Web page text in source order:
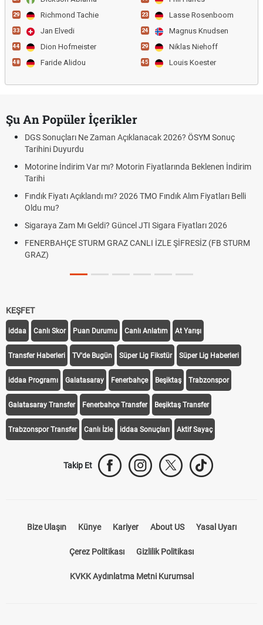
29 Richmond Tachie
33 Jan Elvedi
44 Dion Hofmeister
48 Faride Alidou
23 Lasse Rosenboom
24 Magnus Knudsen
29 Niklas Niehoff
45 Louis Koester
Şu An Popüler İçerikler
DGS Sonuçları Ne Zaman Açıklanacak 2026? ÖSYM Sonuç
Tarihini Duyurdu
Motorine İndirim Var mı? Motorin Fiyatlarında Beklenen İndirim
Tarihi
Fındık Fiyatı Açıklandı mı? 2026 TMO Fındık Alım Fiyatları Belli
Oldu mu?
Sigaraya Zam Mı Geldi? Güncel JTI Sigara Fiyatları 2026
FENERBAHÇE STURM GRAZ CANLI İZLE ŞİFRESİZ (FB STURM
GRAZ)
KEŞFET
iddaa Canlı Skor Puan Durumu Canlı Anlatım At Yarışı
Transfer Haberleri TV'de Bugün Süper Lig Fikstür Süper Lig Haberleri
iddaa Programı Galatasaray Fenerbahçe Beşiktaş Trabzonspor
Galatasaray Transfer Fenerbahçe Transfer Beşiktaş Transfer
Trabzonspor Transfer Canlı İzle iddaa Sonuçları Aktif Sayaç
Takip Et
Bize Ulaşın Künye Kariyer About US Yasal Uyarı
Çerez Politikası Gizlilik Politikası
KVKK Aydınlatma Metni Kurumsal